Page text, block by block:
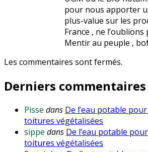
pour nous apporter
plus-value sur les
France , ne l’oublions
Mentir au peuple ,
Les commentaires sont fermés.
Derniers commentaires
Pisse dans De l’eau potable
toitures végétalisées
sippe dans De l’eau potable
toitures végétalisées